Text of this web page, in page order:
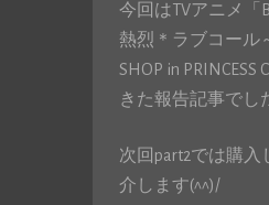
今回はTVアニメ「
熱烈＊ラブコール
SHOP in PRINCESS
きた報告記事でし
次回part2では購入
介します(^^)/